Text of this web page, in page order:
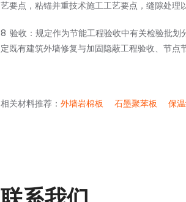
艺要点，粘锚并重技术施工工艺要点，缝隙处
8 验收：规定作为节能工程验收中有关检验批划
定既有建筑外墙修复与加固隐蔽工程验收、节
相关材料推荐： 外墙岩棉板 石墨聚苯板 保